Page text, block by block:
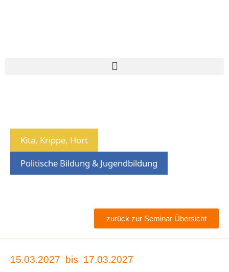
Kita, Krippe, Hort
Politische Bildung & Jugendbildung
zurück zur Seminar Übersicht
15.03.2027 bis 17.03.2027